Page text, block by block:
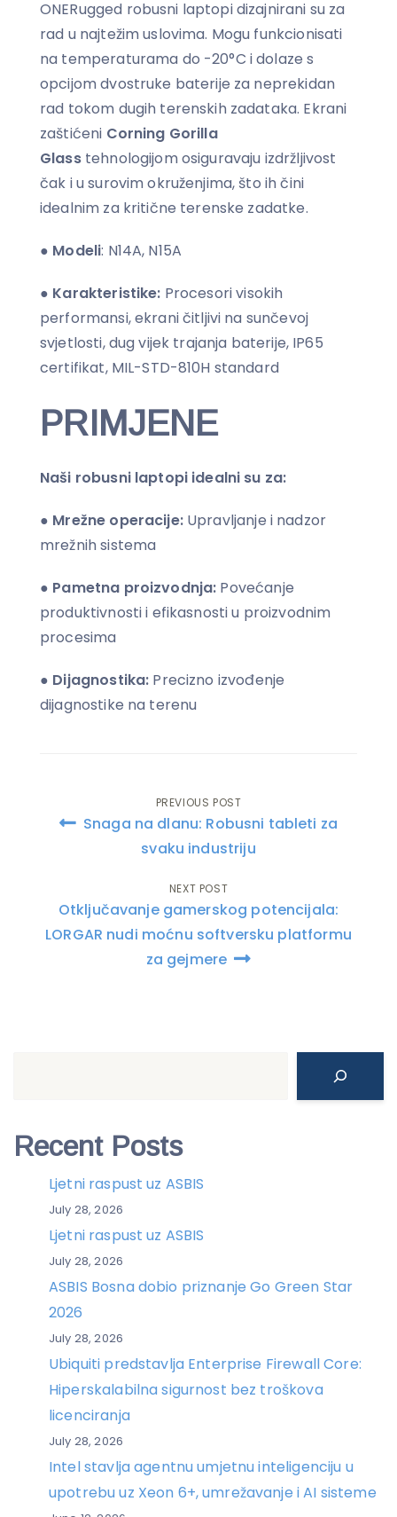
ONERugged robusni laptopi dizajnirani su za
rad u najtežim uslovima. Mogu funkcionisati
na temperaturama do -20°C i dolaze s
opcijom dvostruke baterije za neprekidan
rad tokom dugih terenskih zadataka. Ekrani
zaštićeni Corning Gorilla
Glasstehnologijom osiguravaju izdržljivost
čak i u surovim okruženjima, što ih čini
idealnim za kritične terenske zadatke.
● Modeli: N14A, N15A
● Karakteristike: Procesori visokih
performansi, ekrani čitljivi na sunčevoj
svjetlosti, dug vijek trajanja baterije, IP65
certifikat, MIL-STD-810H standard
PRIMJENE
Naši robusni laptopi idealni su za:
● Mrežne operacije:Upravljanje i nadzor
mrežnih sistema
● Pametna proizvodnja: Povećanje
produktivnosti i efikasnosti u proizvodnim
procesima
● Dijagnostika: Precizno izvođenje
dijagnostike na terenu
Post
navigation
PREVIOUS POST
Snaga na dlanu: Robusni tableti za
svaku industriju
NEXT POST
Otključavanje gamerskog potencijala:
LORGAR nudi moćnu softversku platformu
za gejmere
Recent Posts
Ljetni raspust uz ASBIS
July 28, 2026
Ljetni raspust uz ASBIS
July 28, 2026
ASBIS Bosna dobio priznanje Go Green Star
2026
July 28, 2026
Ubiquiti predstavlja Enterprise Firewall Core:
Hiperskalabilna sigurnost bez troškova
licenciranja
July 28, 2026
Intel stavlja agentnu umjetnu inteligenciju u
upotrebu uz Xeon 6+, umrežavanje i AI sisteme